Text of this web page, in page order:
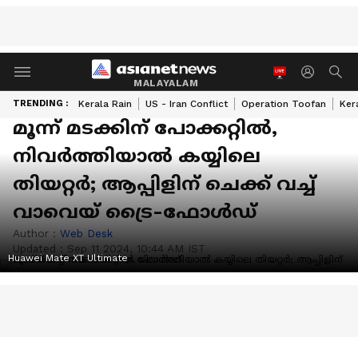
MALAYALAM
TRENDING : Kerala Rain US - Iran Conflict Operation Toofan
മൂന്ന് മടക്കിന് പോക്കറ്റില്‍,
നിവര്‍ത്തിയാല്‍ കയ്യിലെ
തിയറ്റര്‍; ആപ്പിളിന് ചെക്ക് വച്ച്
വാവെയ് ട്രൈ-ഫോള്‍ഡ്
Author : Web Desk
Updated : Sep 11 2024, 10:44 AM IST
Huawei Mate XT Ultimate